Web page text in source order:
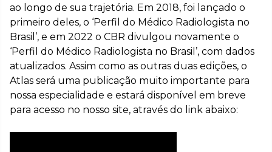
ao longo de sua trajetória. Em 2018, foi lançado o
primeiro deles, o ‘Perfil do Médico Radiologista no
Brasil’, e em 2022 o CBR divulgou novamente o
‘Perfil do Médico Radiologista no Brasil’, com dados
atualizados. Assim como as outras duas edições, o
Atlas será uma publicação muito importante para
nossa especialidade e estará disponível em breve
para acesso no nosso site, através do link abaixo: